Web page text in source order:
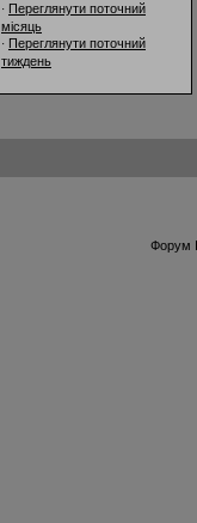
· Переглянути поточний
місяць
· Переглянути поточний
тиждень
Форум